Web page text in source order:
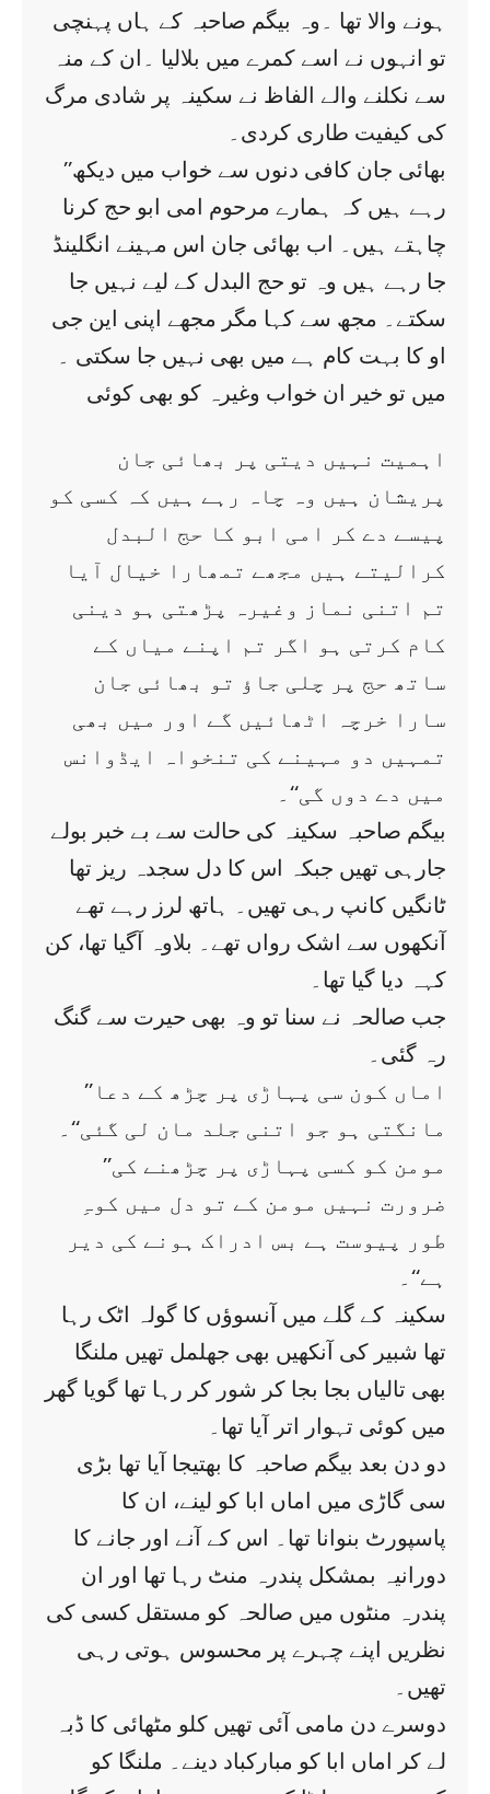
ہونے والا تھا ۔وہ بیگم صاحبہ کے ہاں پہنچی
تو انہوں نے اسے کمرے میں بلالیا ۔ان کے منہ
سے نکلنے والے الفاظ نے سکینہ پر شادی مرگ
کی کیفیت طاری کردی۔
’’بھائی جان کافی دنوں سے خواب میں دیکھ
رہے ہیں کہ ہمارے مرحوم امی ابو حج کرنا
چاہتے ہیں۔ اب بھائی جان اس مہینے انگلینڈ
جا رہے ہیں وہ تو حج البدل کے لیے نہیں جا
سکتے۔ مجھ سے کہا مگر مجھے اپنی این جی
او کا بہت کام ہے میں بھی نہیں جا سکتی ۔
میں تو خیر ان خواب وغیرہ کو بھی کوئی
اہمیت نہیں دیتی پر بھائی جان
پریشان ہیں وہ چاہ رہے ہیں کہ کسی کو
پیسے دے کر امی ابو کا حج البدل
کرالیتے ہیں مجھے تمھارا خیال آیا
تم اتنی نماز وغیرہ پڑھتی ہو دینی
کام کرتی ہو اگر تم اپنے میاں کے
ساتھ حج پر چلی جاؤ تو بھائی جان
سارا خرچہ اٹھائیں گے اور میں بھی
تمہیں دو مہینے کی تنخواہ ایڈوانس
میں دے دوں گی‘‘۔
بیگم صاحبہ سکینہ کی حالت سے بے خبر بولے
جارہی تھیں جبکہ اس کا دل سجدہ ریز تھا
ٹانگیں کانپ رہی تھیں۔ ہاتھ لرز رہے تھے
آنکھوں سے اشک رواں تھے۔ بلاوہ آگیا تھا، کن
کہہ دیا گیا تھا۔
جب صالحہ نے سنا تو وہ بھی حیرت سے گنگ
رہ گئی۔
’’اماں کون سی پہاڑی پر چڑھ کے دعا
مانگتی ہو جو اتنی جلد مان لی گئی‘‘۔
’’مومن کو کسی پہاڑی پر چڑھنے کی
ضرورت نہیں مومن کے تو دل میں کوہِ
طور پیوست ہے بس ادراک ہونے کی دیر
ہے‘‘۔
سکینہ کے گلے میں آنسوؤں کا گولہ اٹک رہا
تھا شبیر کی آنکھیں بھی جھلمل تھیں ملنگا
بھی تالیاں بجا بجا کر شور کر رہا تھا گویا گھر
میں کوئی تہوار اتر آیا تھا۔
دو دن بعد بیگم صاحبہ کا بھتیجا آیا تھا بڑی
سی گاڑی میں اماں ابا کو لینے، ان کا
پاسپورٹ بنوانا تھا۔ اس کے آنے اور جانے کا
دورانیہ بمشکل پندرہ منٹ رہا تھا اور ان
پندرہ منٹوں میں صالحہ کو مستقل کسی کی
نظریں اپنے چہرے پر محسوس ہوتی رہی
تھیں۔
دوسرے دن مامی آئی تھیں کلو مٹھائی کا ڈبہ
لے کر اماں ابا کو مبارکباد دینے۔ ملنگا کو